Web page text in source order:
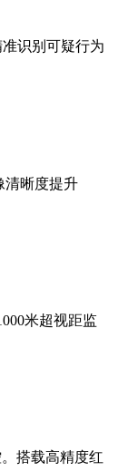
识别可疑行为
清晰度提升
米超视距监
搭载高精度红